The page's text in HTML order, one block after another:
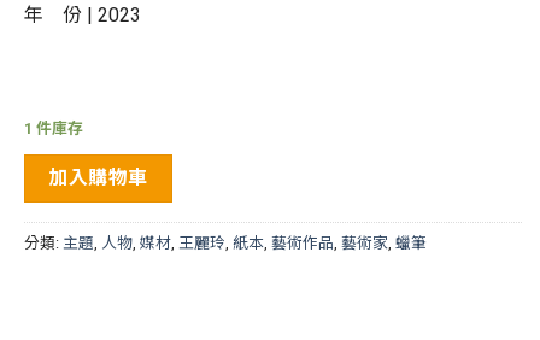
年 份 | 2023
1 件庫存
加入購物車
分類: 主題, 人物, 媒材, 王麗玲, 紙本, 藝術作品, 藝術家, 蠟筆